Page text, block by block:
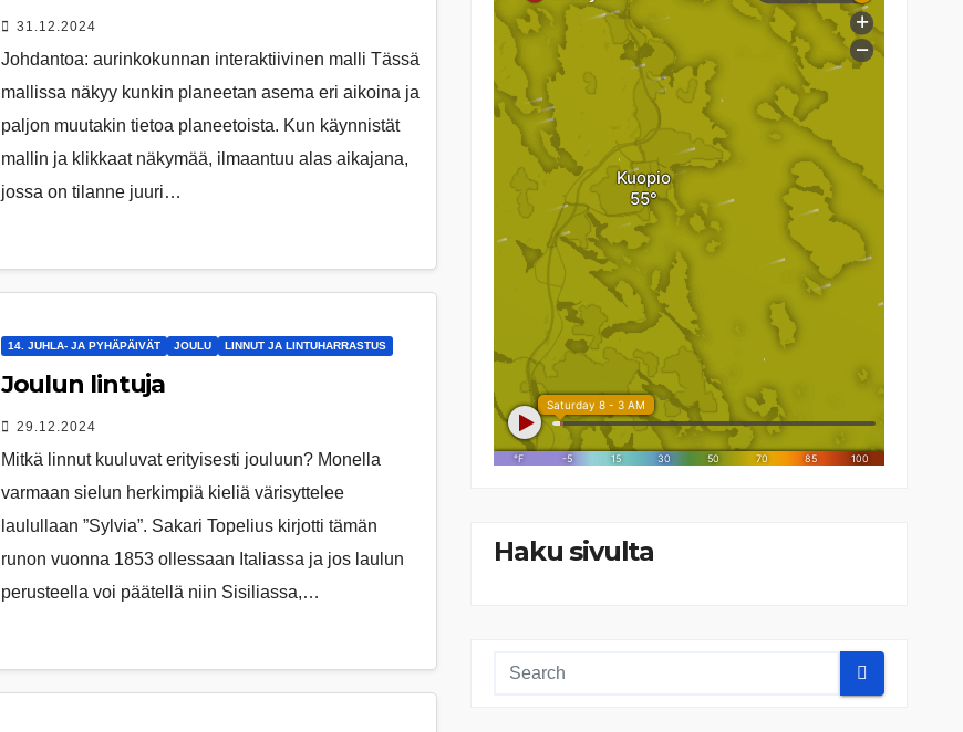
31.12.2024
Johdantoa: aurinkokunnan interaktiivinen malli Tässä
mallissa näkyy kunkin planeetan asema eri aikoina ja
paljon muutakin tietoa planeetoista. Kun käynnistät
mallin ja klikkaat näkymää, ilmaantuu alas aikajana,
jossa on tilanne juuri…
14. JUHLA- JA PYHÄPÄIVÄT JOULU LINNUT JA LINTUHARRASTUS
Joulun lintuja
29.12.2024
Mitkä linnut kuuluvat erityisesti jouluun? Monella
varmaan sielun herkimpiä kieliä värisyttelee
laulullaan ”Sylvia”. Sakari Topelius kirjotti tämän
runon vuonna 1853 ollessaan Italiassa ja jos laulun
perusteella voi päätellä niin Sisiliassa,…
Haku sivulta